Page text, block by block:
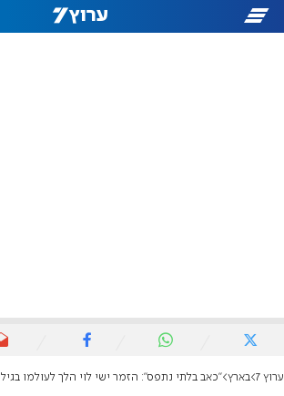
ערוץ 7 בארץ "כאב בלתי נתפס": הזמר ישי לוי הלך לעולמו בגיל 63